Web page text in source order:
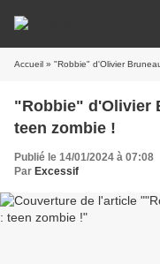
Accueil » "Robbie" d'Olivier
"Robbie" d'Olivier
teen zombie !
Publié le 14/01/2024 à 07:08
Par Excessif